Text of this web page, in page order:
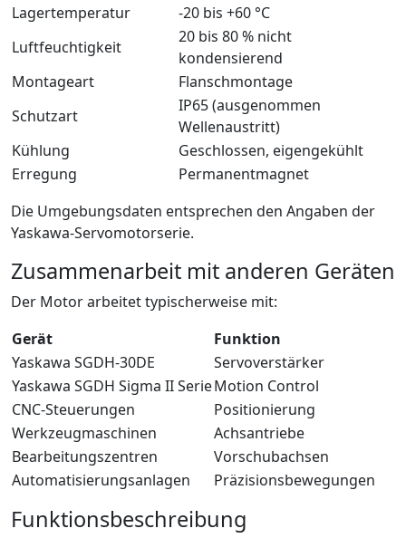
Lagertemperatur
-20 bis +60 °C
Luftfeuchtigkeit
20 bis 80 % nicht
kondensierend
Montageart
Flanschmontage
Schutzart
IP65 (ausgenommen
Wellenaustritt)
Kühlung
Geschlossen, eigengekühlt
Erregung
Permanentmagnet
Die Umgebungsdaten entsprechen den Angaben der
Yaskawa-Servomotorserie.
Zusammenarbeit mit anderen Geräten
Der Motor arbeitet typischerweise mit:
Gerät
Funktion
Yaskawa SGDH-30DE
Servoverstärker
Yaskawa SGDH Sigma II SerieMotion Control
CNC-Steuerungen
Positionierung
Werkzeugmaschinen
Achsantriebe
Bearbeitungszentren
Vorschubachsen
Automatisierungsanlagen
Präzisionsbewegungen
Funktionsbeschreibung